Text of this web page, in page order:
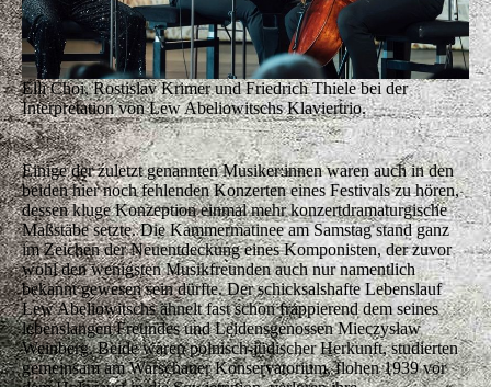
Elli Choi, Rostislav Krimer und Friedrich Thiele bei der
Interpretation von Lew Abeliowitschs Klaviertrio.
Einige der zuletzt genannten Musiker:innen waren auch in den
beiden hier noch fehlenden Konzerten eines Festivals zu hören,
dessen kluge Konzeption einmal mehr konzertdramaturgische
Maßstäbe setzte. Die Kammermatinee am Samstag stand ganz
im Zeichen der Neuentdeckung eines Komponisten, der zuvor
wohl den wenigsten Musikfreunden auch nur namentlich
bekannt gewesen sein dürfte. Der schicksalshafte Lebenslauf
Lew Abeliowitschs ähnelt fast schon frappierend dem seines
lebenslangen Freundes und Leidensgenossen Mieczysław
Weinberg. Beide waren polnisch-jüdischer Herkunft, studierten
gemeinsam am Warschauer Konservatorium, flohen 1939 vor